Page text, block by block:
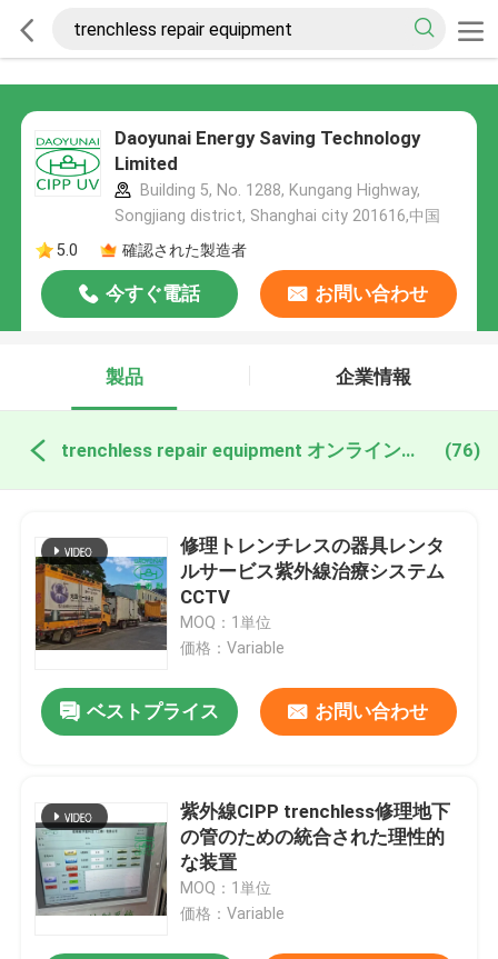
Daoyunai Energy Saving Technology
Limited
Building 5, No. 1288, Kungang Highway,
Songjiang district, Shanghai city 201616,中国
5.0
確認された製造者
今すぐ電話 お問い合わせ
製品 企業情報
trenchless repair equipment オンライン製造 (76)
修理トレンチレスの器具レンタ
ルサービス紫外線治療システム
CCTV
MOQ：1単位
価格：Variable
ベストプライス お問い合わせ
紫外線CIPP trenchless修理地下
の管のための統合された理性的
な装置
MOQ：1単位
価格：Variable